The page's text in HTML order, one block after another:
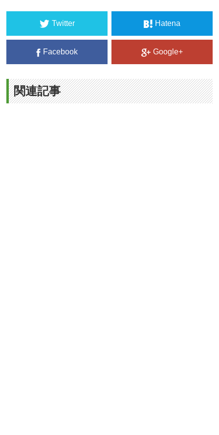
Twitter Hatena
Facebook Google+
関連記事